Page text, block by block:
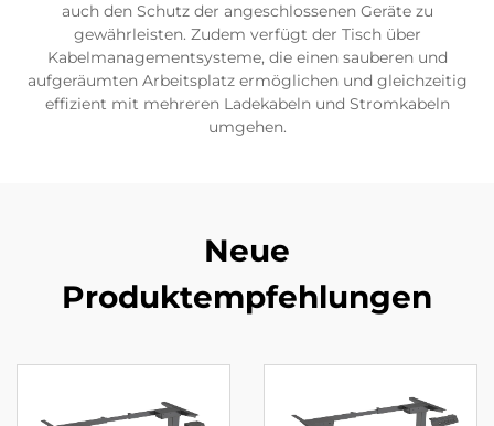
auch den Schutz der angeschlossenen Geräte zu
gewährleisten. Zudem verfügt der Tisch über
Kabelmanagementsysteme, die einen sauberen und
aufgeräumten Arbeitsplatz ermöglichen und gleichzeitig
effizient mit mehreren Ladekabeln und Stromkabeln
umgehen.
Neue
Produktempfehlungen